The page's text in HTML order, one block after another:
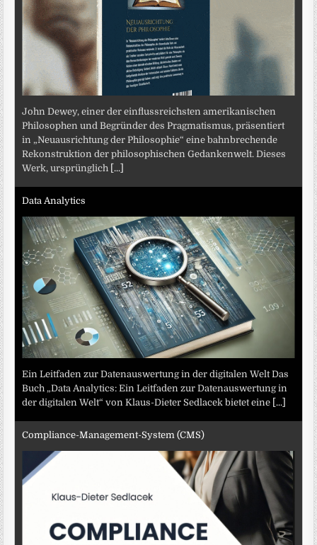
John Dewey, einer der einflussreichsten amerikanischen
Philosophen und Begründer des Pragmatismus, präsentiert
in „Neuausrichtung der Philosophie“ eine bahnbrechende
Rekonstruktion der philosophischen Gedankenwelt. Dieses
Werk, ursprünglich [...]
Data Analytics
Ein Leitfaden zur Datenauswertung in der digitalen Welt Das
Buch „Data Analytics: Ein Leitfaden zur Datenauswertung in
der digitalen Welt“ von Klaus-Dieter Sedlacek bietet eine [...]
Compliance-Management-System (CMS)